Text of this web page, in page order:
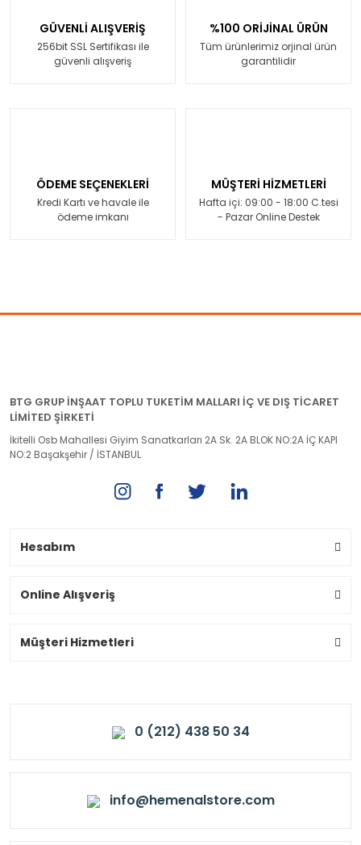
GÜVENLİ ALIŞVERİŞ
256bit SSL Sertifikası ile
güvenli alışveriş
%100 ORİJİNAL ÜRÜN
Tüm ürünlerimiz orjinal ürün
garantilidir
ÖDEME SEÇENEKLERİ
Kredi Kartı ve havale ile
ödeme imkanı
MÜŞTERİ HİZMETLERİ
Hafta içi: 09:00 - 18:00 C.tesi
- Pazar Online Destek
BTG GRUP İNŞAAT TOPLU TUKETİM MALLARI İÇ VE DIŞ TİCARET
LİMİTED ŞİRKETİ
İkitelli Osb Mahallesi Giyim Sanatkarları 2A Sk. 2A BLOK NO:2A İÇ KAPI
NO:2 Başakşehir / İSTANBUL
Hesabım
Online Alışveriş
Müşteri Hizmetleri
0 (212) 438 50 34
info@hemenalstore.com